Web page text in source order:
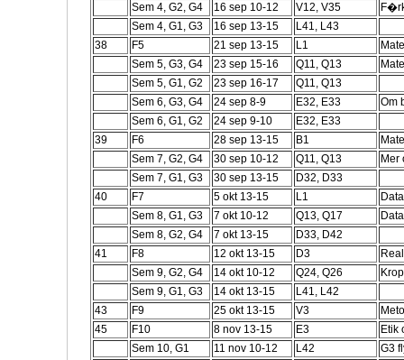
Sem 4, G2, G4
16 sep 10-12 V12, V35
Sem 4, G1, G3
16 sep 13-15
L41, L43
38
F5 21 sep 13-15 L1
Sem 5, G3, G4
23 sep 15-16 Q11, Q13
Sem 5, G1, G2
23 sep 16-17
Q11, Q13
Sem 6, G3, G4
24 sep 8-9 E32, E33
Om
Sem 6, G1, G2
24 sep 9-10
E32, E33
39
F6 28 sep 13-15 B1
Sem 7, G2, G4
30 sep 10-12 Q11, Q13
Mer
Sem 7, G1, G3
30 sep 13-15
D32, D33
40
F7 5 okt 13-15 L1
Sem 8, G1, G3
7 okt 10-12 Q13, Q17
Sem 8, G2, G4
7 okt 13-15
D33, D42
41
F8 12 okt 13-15 D3
Sem 9, G2, G4
14 okt 10-12 Q24, Q26
Sem 9, G1, G3
14 okt 13-15
L41, L42
43
F9 25 okt 13-15 V3
45
F10 8 nov 13-15 E3
Etik
Sem 10, G1
11 nov 10-12 L42
G3